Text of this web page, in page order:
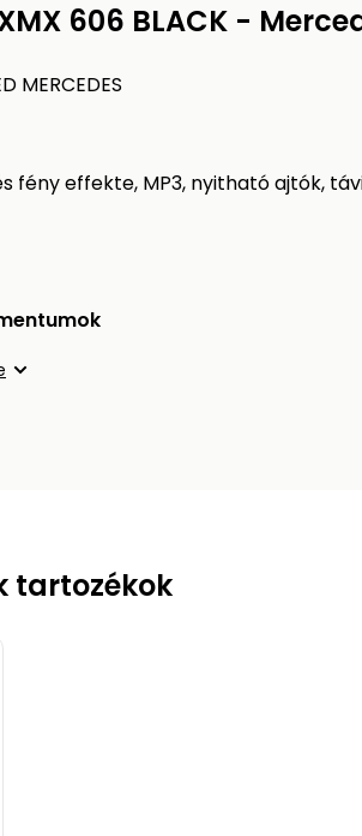
XMX 606 BLACK -
MERCEDES
fény effekte, MP3, nyitható ajtók,
tartozékok